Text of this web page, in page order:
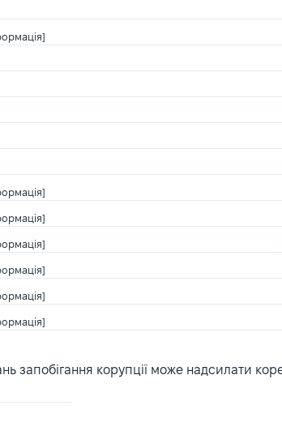
запобігання корупції може надсилати